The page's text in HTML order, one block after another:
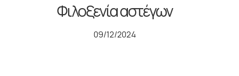
Φιλοξενία αστέγων
09/12/2024